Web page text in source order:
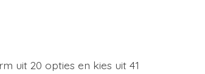
uit 20 opties en kies uit 41